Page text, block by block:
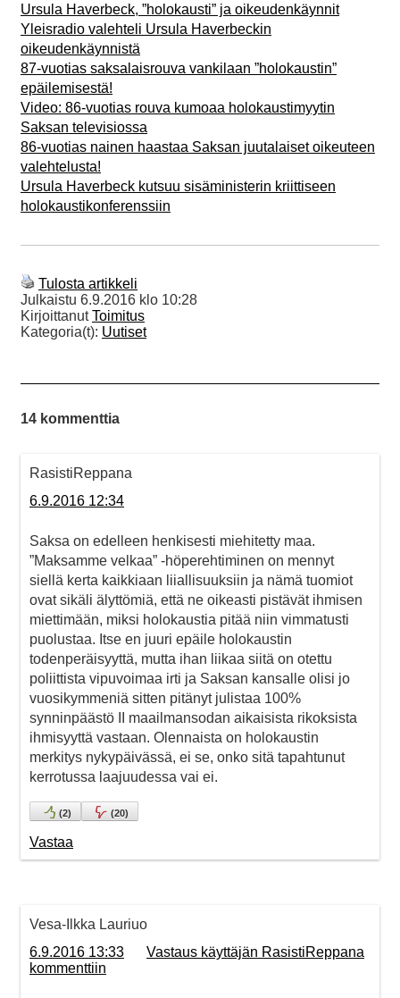
Ursula Haverbeck, ”holokausti” ja oikeudenkäynnit
Yleisradio valehteli Ursula Haverbeckin
oikeudenkäynnistä
87-vuotias saksalaisrouva vankilaan ”holokaustin”
epäilemisestä!
Video: 86-vuotias rouva kumoaa holokaustimyytin
Saksan televisiossa
86-vuotias nainen haastaa Saksan juutalaiset oikeuteen
valehtelusta!
Ursula Haverbeck kutsuu sisäministerin kriittiseen
holokaustikonferenssiin
Tulosta artikkeli
Julkaistu 6.9.2016 klo 10:28
KirjoittanutToimitus
Kategoria(t): Uutiset
14 kommenttia
RasistiReppana
6.9.2016 12:34
Saksa on edelleen henkisesti miehitetty maa.
”Maksamme velkaa” -höperehtiminen on mennyt
siellä kerta kaikkiaan liiallisuuksiin ja nämä tuomiot
ovat sikäli älyttömiä, että ne oikeasti pistävät ihmisen
miettimään, miksi holokaustia pitää niin vimmatusti
puolustaa. Itse en juuri epäile holokaustin
todenperäisyyttä, mutta ihan liikaa siitä on otettu
poliittista vipuvoimaa irti ja Saksan kansalle olisi jo
vuosikymmeniä sitten pitänyt julistaa 100%
synninpäästö II maailmansodan aikaisista rikoksista
ihmisyyttä vastaan. Olennaista on holokaustin
merkitys nykypäivässä, ei se, onko sitä tapahtunut
kerrotussa laajuudessa vai ei.
(2) (20)
Vastaa
Vesa-Ilkka Lauriuo
6.9.2016 13:33
Vastaus käyttäjän RasistiReppana
kommenttiin